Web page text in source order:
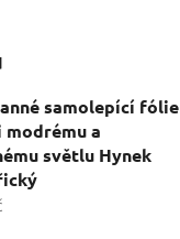
samolepící fólie
a
světlu Hynek